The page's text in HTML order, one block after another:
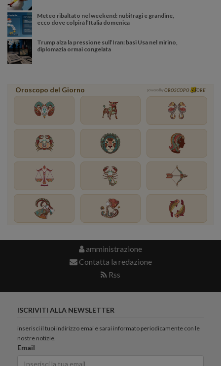
Meteo ribaltato nel weekend: nubifragi e grandine,
ecco dove colpirà l’Italia domenica
Trump alza la pressione sull’Iran: basi Usa nel mirino,
diplomazia ormai congelata
Oroscopo del Giorno powered by OROSCOPO ORE
amministrazione
Contatta la redazione
Rss
ISCRIVITI ALLA NEWSLETTER
inserisci il tuoi indirizzo emai e sarai informato periodicamente con le
nostre notizie.
Email